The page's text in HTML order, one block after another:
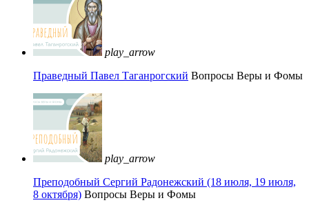
play_arrow
Праведный Павел Таганрогский Вопросы Веры и Фомы
play_arrow
Преподобный Сергий Радонежский (18 июля, 19 июля,
8 октября) Вопросы Веры и Фомы